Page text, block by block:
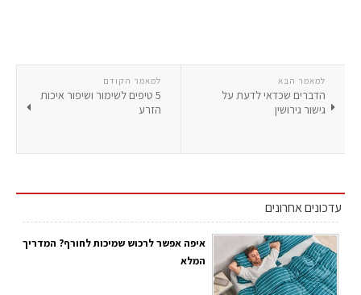
למאמר הקודם
5 טיפים לשימור ושיפור איכות
הזרע
למאמר הבא
הדברים שכדאי לדעת על
גישור גירושין
עדכונים אחרונים
איפה אפשר לרכוש שמיכות לחורף? המדריך
המלא